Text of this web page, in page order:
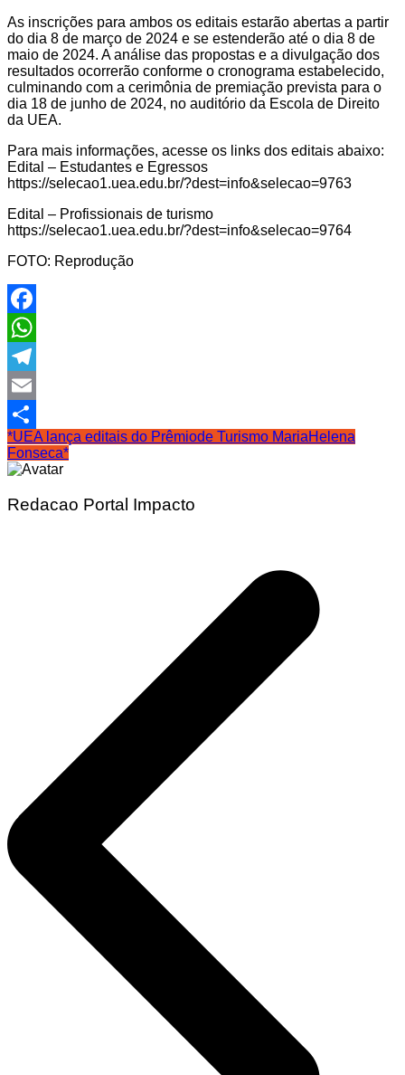
As inscrições para ambos os editais estarão abertas a partir
do dia 8 de março de 2024 e se estenderão até o dia 8 de
maio de 2024. A análise das propostas e a divulgação dos
resultados ocorrerão conforme o cronograma estabelecido,
culminando com a cerimônia de premiação prevista para o
dia 18 de junho de 2024, no auditório da Escola de Direito
da UEA.
Para mais informações, acesse os links dos editais abaixo:
Edital – Estudantes e Egressos
https://selecao1.uea.edu.br/?dest=info&selecao=9763
Edital – Profissionais de turismo
https://selecao1.uea.edu.br/?dest=info&selecao=9764
FOTO: Reprodução
Facebook
WhatsApp
Telegram
Email
Share
*UEA lança editais do Prêmiode Turismo MariaHelena
Fonseca*
Redacao Portal Impacto